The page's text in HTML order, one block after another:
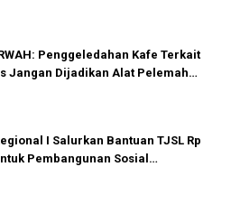
Penggeledahan Kafe Terkait
Jangan Dijadikan Alat Pelemahan
I Salurkan Bantuan TJSL Rp
Pembangunan Sosial